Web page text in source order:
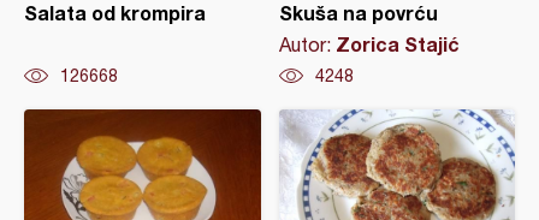
Salata od krompira
126668
Skuša na povrću
Autor: Zorica Stajić
4248